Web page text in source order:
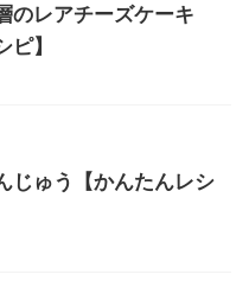
のレアチーズケーキ
ピ】
じゅう【かんたんレシ